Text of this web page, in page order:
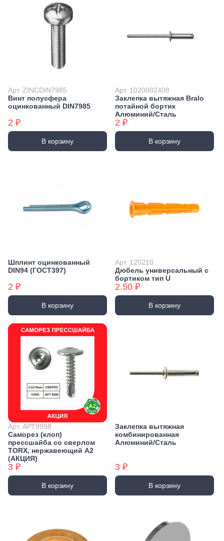
Арт. ZINCDIN7985
Винт полусфера
оцинкованный DIN7985
2 ₽
В корзину
Арт. 1020002408
Заклепка вытяжная Bralo
потайной бортик
Алюминий/Сталь
2 ₽
В корзину
Шплинт оцинкованный
DIN94 (ГОСТ397)
2 ₽
В корзину
Арт. 120210
Дюбель универсальный с
бортиком тип U
2.50 ₽
В корзину
Арт. АРТ9998
Саморез (клоп)
прессшайба со сверлом
TORX, нержавеющий А2
(АКЦИЯ)
3 ₽
В корзину
Заклепка вытяжная
комбинированная
Алюминий/Сталь
3 ₽
В корзину